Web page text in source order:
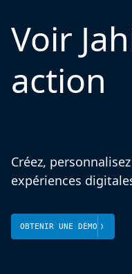
Voir
action
Créez,
expériences
OBTENIR UNE DÉMO